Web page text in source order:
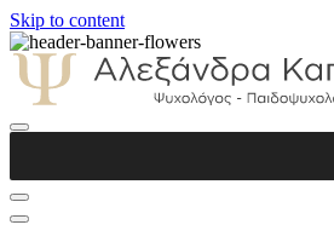
Skip to content
Παιδοψυχολόγος